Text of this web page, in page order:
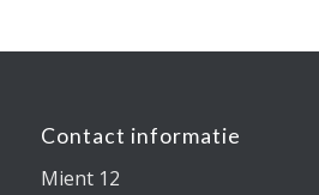
Contact informatie
Mient 12